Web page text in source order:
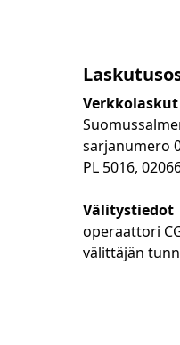
Verkkolaskut
sarjanumero
PL 5016,
Välitystiedot
operaattori
välittäjän